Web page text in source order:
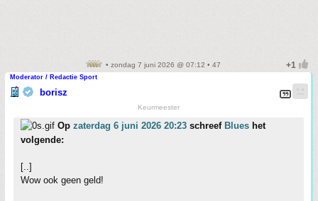
• zondag 7 juni 2026 @ 07:12 • 47
Moderator / Redactie Sport
borisz
Keurmeester
Op zaterdag 6 juni 2026 20:23 schreef Blues het
volgende:
[..]
Wow ook geen geld!